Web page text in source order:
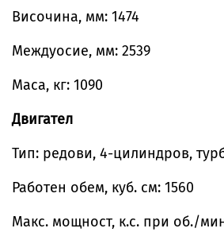
Височина, мм: 1474
Междуосие, мм: 2539
Маса, кг: 1090
Двигател
Тип: редови, 4-цилиндров,
Работен обем, куб. см: 1560
Макс. мощност, к.с. при об./